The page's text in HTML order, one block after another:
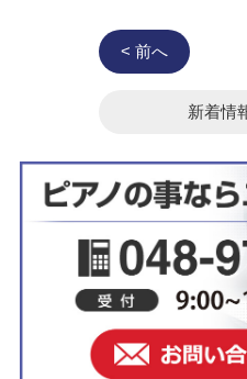
< 前へ
新着情